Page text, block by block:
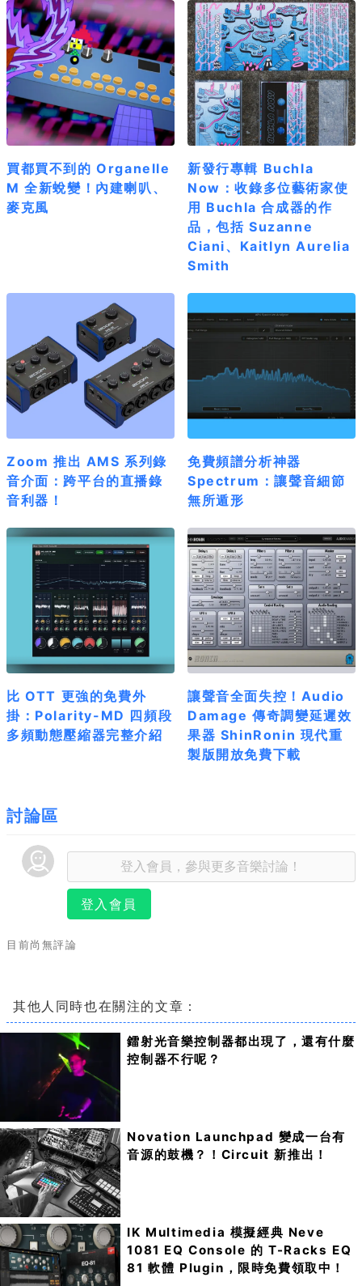
買都買不到的 Organelle
M 全新蛻變！內建喇叭、
麥克風
新發行專輯 Buchla
Now：收錄多位藝術家使
用 Buchla 合成器的作
品，包括 Suzanne
Ciani、Kaitlyn Aurelia
Smith
Zoom 推出 AMS 系列錄
音介面：跨平台的直播錄
音利器！
免費頻譜分析神器
Spectrum：讓聲音細節
無所遁形
比 OTT 更強的免費外
掛：Polarity-MD 四頻段
多頻動態壓縮器完整介紹
讓聲音全面失控！Audio
Damage 傳奇調變延遲效
果器 ShinRonin 現代重
製版開放免費下載
討論區
登入會員
目前尚無評論
其他人同時也在關注的文章：
鐳射光音樂控制器都出現了，還有什麼
控制器不行呢？
Novation Launchpad 變成一台有
音源的鼓機？！Circuit 新推出！
IK Multimedia 模擬經典 Neve
1081 EQ Console 的 T-Racks EQ
81 軟體 Plugin，限時免費領取中！